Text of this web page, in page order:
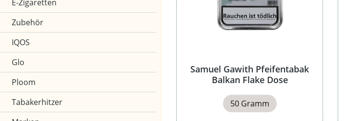
E-Zigaretten
Zubehör
IQOS
Glo
Ploom
Tabakerhitzer
Samuel Gawith Pfeifentabak
Balkan Flake Dose
50 Gramm